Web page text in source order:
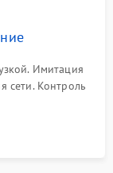
Имитация
сети. Контроль
режима и